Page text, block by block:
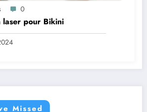
0
laser pour Bikini
Missed